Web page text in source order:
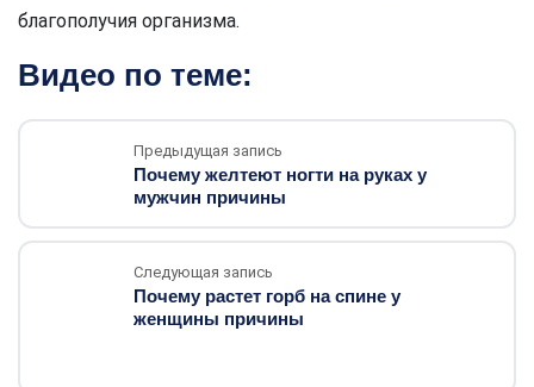
благополучия организма.
Видео по теме:
Предыдущая запись
Почему желтеют ногти на руках у
мужчин причины
Следующая запись
Почему растет горб на спине у
женщины причины